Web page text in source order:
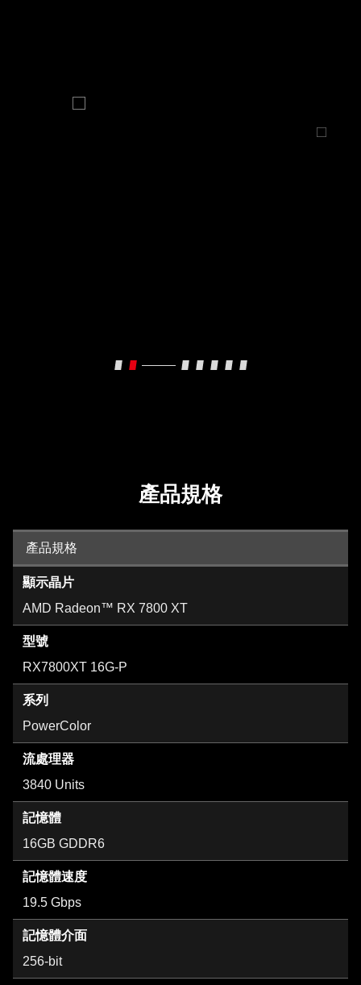
產品規格
產品規格
顯示晶片
AMD Radeon™ RX 7800 XT
型號
RX7800XT 16G-P
系列
PowerColor
流處理器
3840 Units
記憶體
16GB GDDR6
記憶體速度
19.5 Gbps
記憶體介面
256-bit